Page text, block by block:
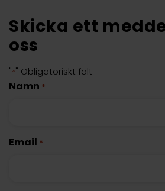
Skicka ett
oss
"*" Obligatoriskt fält
Namn *
Email *